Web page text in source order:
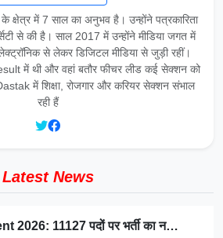
के क्षेत्र में 7 साल का अनुभव है। उन्होंने पत्रकारिता
से की है। साल 2017 में उन्होंने मीडिया जगत में
से लेकर डिजिटल मीडिया से जुड़ी रहीं।
में थी और वहां बतौर फीचर लीड कई सेक्शन को
में शिक्षा, रोजगार और करियर सेक्शन संभाल
रही हैं
Latest News
2026: 11127 पदों पर भर्ती का न…